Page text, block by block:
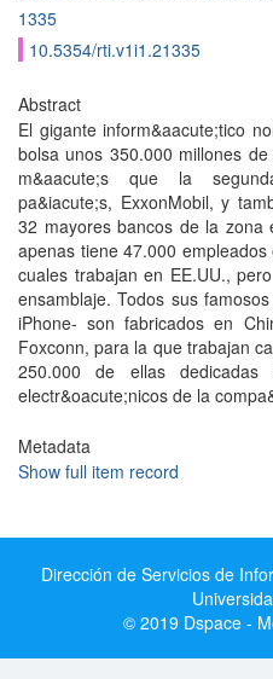
1335
10.5354/rti.v1i1.21335
Abstract
El gigante inform&aacute;tico
bolsa unos 350.000 millones
m&aacute;s que la
pa&iacute;s, ExxonMobil, y
32 mayores bancos de la zona
apenas tiene 47.000
cuales trabajan en EE.UU.,
ensamblaje. Todos sus
iPhone- son fabricados en
Foxconn, para la que trabajan
250.000 de ellas
electr&oacute;nicos de la
Metadata
Show full item record
Dirección de Servicios de
© 2019 Dspace -